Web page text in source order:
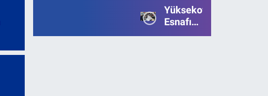
Bilgi
Yarışmasının
Birincisi
Yüksekova
Esnafı
Bayrama